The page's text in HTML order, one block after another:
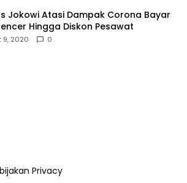
Jokowi Atasi Dampak Corona Bayar
Hingga Diskon Pesawat
9, 2020 0
Privacy